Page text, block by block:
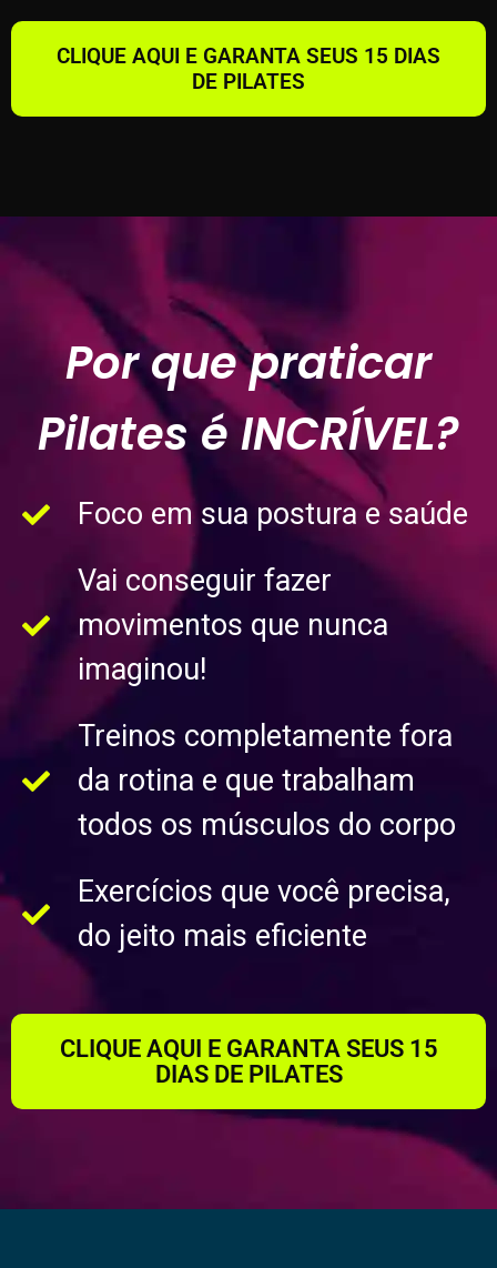
CLIQUE AQUI E GARANTA SEUS 15 DIAS
DE PILATES
Por que praticar
Pilates é INCRÍVEL?
Foco em sua postura e saúde
Vai conseguir fazer
movimentos que nunca
imaginou!
Treinos completamente fora
da rotina e que trabalham
todos os músculos do corpo
Exercícios que você precisa,
do jeito mais eficiente
CLIQUE AQUI E GARANTA SEUS 15
DIAS DE PILATES